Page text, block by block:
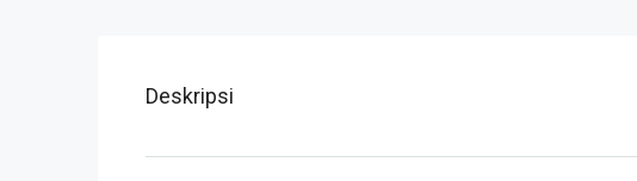
Deskripsi